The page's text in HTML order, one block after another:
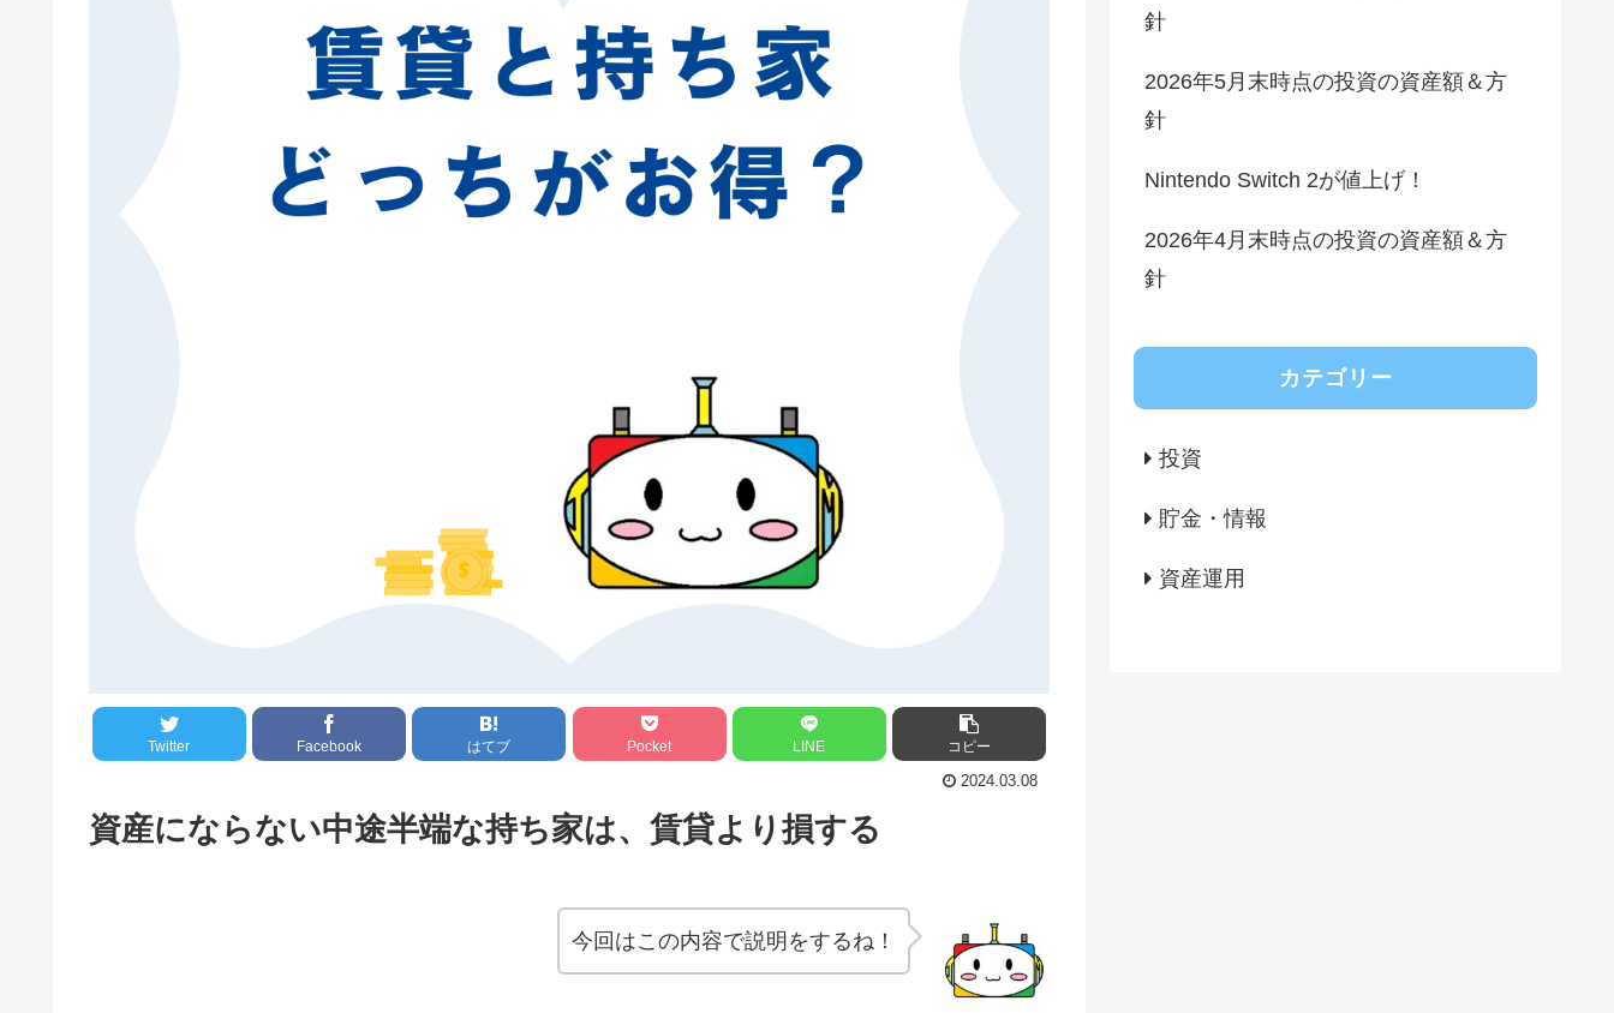
Twitter Facebook はてブ Pocket LINE コピー
2024.03.08
資産にならない中途半端な持ち家は、賃貸より損する
今回はこの内容で説明をするね！
針
2026年5月末時点の投資の資産額＆方
針
Nintendo Switch 2が値上げ！
2026年4月末時点の投資の資産額＆方
針
カテゴリー
投資
貯金・情報
資産運用